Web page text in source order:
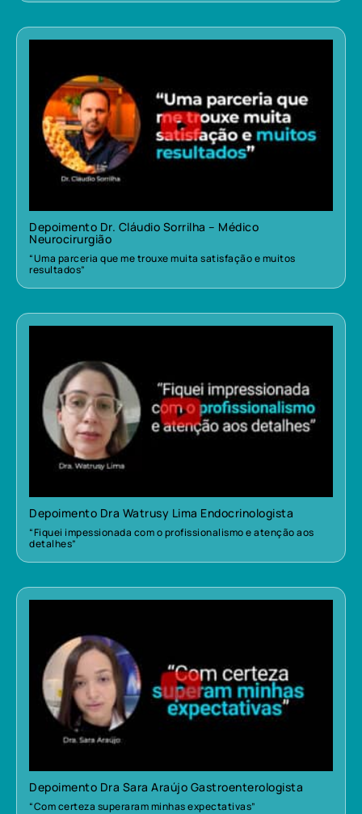
Depoimento Dr. Cláudio Sorrilha – Médico
Neurocirurgião
“Uma parceria que me trouxe muita satisfação e muitos
resultados”
Depoimento Dra Watrusy Lima Endocrinologista
“Fiquei impessionada com o profissionalismo e atenção aos
detalhes”
Depoimento Dra Sara Araújo Gastroenterologista
“Com certeza superaram minhas expectativas”